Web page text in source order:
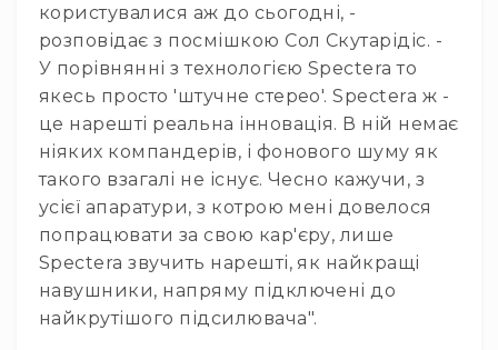
Аксесуари
комплектуючі
Рішення
для
трансляцій
звуку
Готові
комплекти
для
нарад
і
конференцій
користувалися аж до сьогодні, -
розповідає з посмішкою Сол Скутарідіс. -
У порівнянні з технологією Spectera то
якесь просто 'штучне стерео'. Spectera ж -
це нарешті реальна інновація. В ній немає
ніяких компандерів, і фонового шуму як
такого взагалі не існує. Чесно кажучи, з
усієї апаратури, з котрою мені довелося
попрацювати за свою кар'єру, лише
Spectera звучить нарешті, як найкращі
навушники, напряму підключені до
найкрутішого підсилювача".